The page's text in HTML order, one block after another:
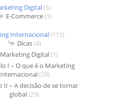
Digital(5)
E-Commerce(1)
Internacional(115)
Dicas(4)
Marketing Digital(1)
I – O que é o Marketing
Internacional(20)
II – A decisão de se tornar
global(23)